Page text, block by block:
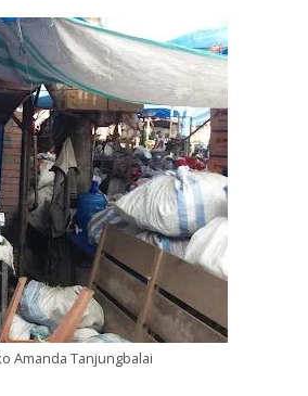
Amanda Tanjungbalai